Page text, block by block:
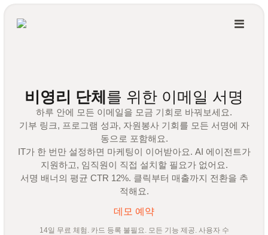
비영리 단체 를 위한 이메일 서명
하루 안에 모든 이메일을 모금 기회로 바꿔보세요.
기부 링크, 프로그램 성과, 자원봉사 기회를 모든 서명에 자
동으로 포함해요.
IT가 한 번만 설정하면 마케팅이 이어받아요. AI 에이전트가
지원하고, 임직원이 직접 설치할 필요가 없어요.
서명 배너의 평균 CTR 12%. 클릭부터 매출까지 전환을 추
적해요.
데모 예약
14일 무료 체험. 카드 등록 불필요. 모든 기능 제공. 사용자 수